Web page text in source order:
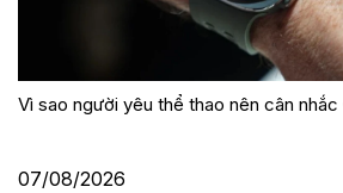
Vì sao người yêu thể thao nên cân
07/08/2026